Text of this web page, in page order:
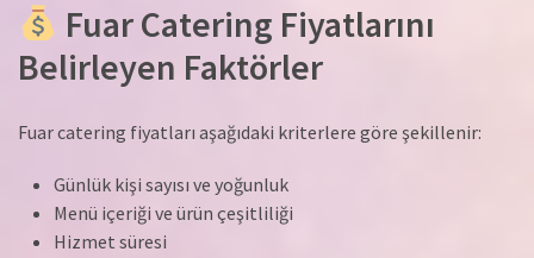
Fuar Catering Fiyatlarını
Belirleyen Faktörler
Fuar catering fiyatları aşağıdaki kriterlere göre şekillenir:
Günlük kişi sayısı ve yoğunluk
Menü içeriği ve ürün çeşitliliği
Hizmet süresi